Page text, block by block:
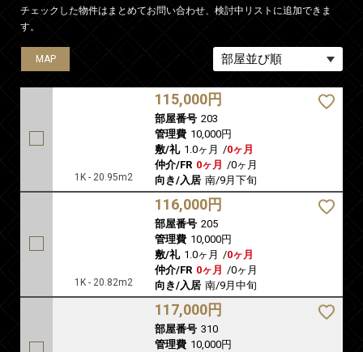
チェックした物件はまとめてお問い合わせ、検討中リストに追加できま
す。
MAP
1K - 20.95m2
115,000円
部屋番号 203
管理費 10,000円
敷/礼 1.0ヶ月 /0ヶ月
仲介/FR 0ヶ月 /0ヶ月
向き/入居 南/9月下旬
MAP
1K - 20.82m2
116,000円
部屋番号 205
管理費 10,000円
敷/礼 1.0ヶ月 /0ヶ月
仲介/FR 0ヶ月 /0ヶ月
向き/入居 南/9月中旬
MAP
117,000円
部屋番号 310
管理費 10,000円
MAP
MAP
MAP
MAP
MAP
MAP
MAP
MAP
MAP
MAP
MAP
MAP
MAP
MAP